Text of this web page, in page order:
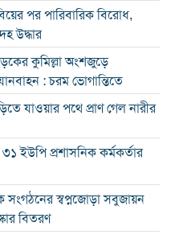
পর পারিবারিক বিরোধ,
উদ্ধার
কুমিল্লা অংশজুড়ে
: চরম ভোগান্তিতে
যাওয়ার পথে প্রাণ গেল নারীর
ইউপি প্রশাসনিক কর্মকর্তার
সংগঠনের স্বপ্নজোড়া সবুজায়ন
বিতরণ